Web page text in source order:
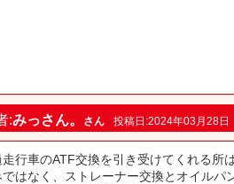
:みっさん。 さん 投稿日:2024年03月28日
走行車のATF交換を引き受けてくれる所
ではなく、ストレーナー交換とオイルパ